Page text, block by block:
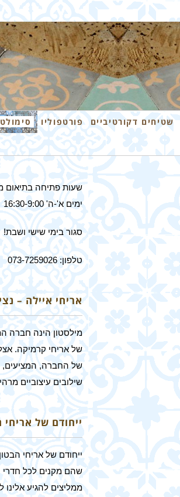
שטיחים דקורטיביים פורטפוליו
שעות פתיחה בתיאום
ימים א'-ה' 16:30-9:00
סגור בימי שישי ושבת!
טלפון: 073-7259026
אריחי איילה –
מילסטון הינה חברה
של אריחי קרמיקה.
של החברה, המציעים,
שילובים עיצוביים
ייחודם של אריחי
ייחודם של אריחי
שהם מקנים לכל חדרי
ממליצים להגיע